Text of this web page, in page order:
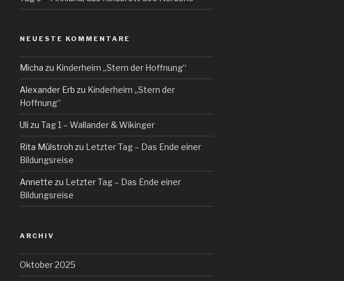
NEUESTE KOMMENTARE
Micha zu Kinderheim „Stern der Hoffnung“
Alexander Erb zu Kinderheim „Stern der
Hoffnung“
Uli zu Tag 1 – Wallander & Wikinger
Rita Mülstroh zu Letzter Tag – Das Ende einer
Bildungsreise
Annette zu Letzter Tag – Das Ende einer
Bildungsreise
ARCHIV
Oktober 2025